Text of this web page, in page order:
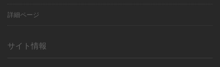
詳細ページ
サイト情報